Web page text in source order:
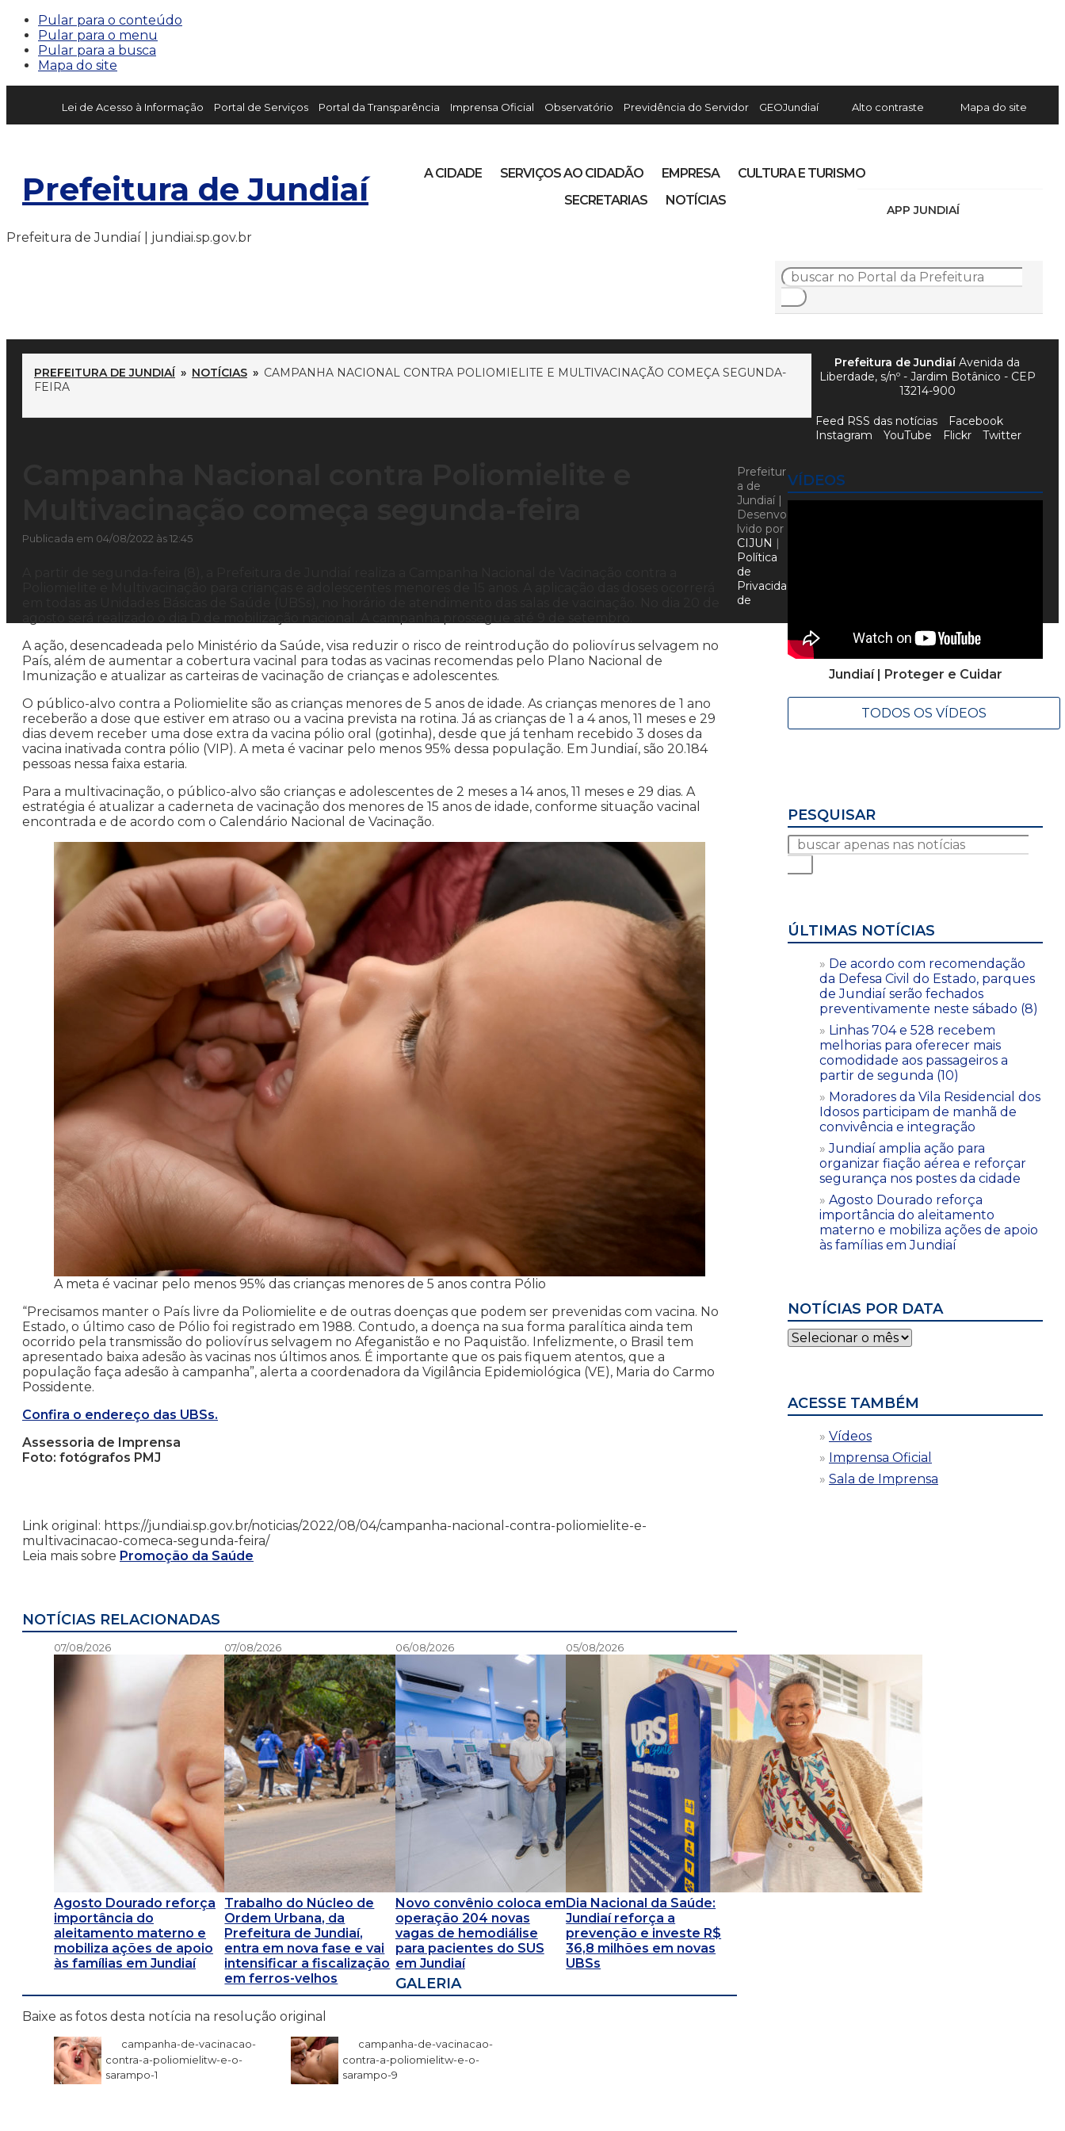
Pular para o conteúdo
Pular para o menu
Pular para a busca
Mapa do site
Lei de Acesso à Informação Portal de Serviços Portal da Transparência Imprensa Oficial Observatório Previdência do Servidor GEOJundiaí Alto contraste Mapa do site
Prefeitura de Jundiaí
APP JUNDIAÍ
A CIDADE SERVIÇOS AO CIDADÃO EMPRESA
CULTURA E TURISMO
SECRETARIAS
NOTÍCIAS
Prefeitura de Jundiaí | jundiai.sp.gov.br
PREFEITURA DE JUNDIAÍ » NOTÍCIAS » CAMPANHA NACIONAL CONTRA POLIOMIELITE E MULTIVACINAÇÃO COMEÇA SEGUNDA-
FEIRA
Publicada em 04/08/2022 às 12:45
A ação, desencadeada pelo Ministério da Saúde, visa reduzir o risco de reintrodução do poliovírus selvagem no
País, além de aumentar a cobertura vacinal para todas as vacinas recomendas pelo Plano Nacional de
Imunização e atualizar as carteiras de vacinação de crianças e adolescentes.
O público-alvo contra a Poliomielite são as crianças menores de 5 anos de idade. As crianças menores de 1 ano
receberão a dose que estiver em atraso ou a vacina prevista na rotina. Já as crianças de 1 a 4 anos, 11 meses e 29
dias devem receber uma dose extra da vacina pólio oral (gotinha), desde que já tenham recebido 3 doses da
vacina inativada contra pólio (VIP). A meta é vacinar pelo menos 95% dessa população. Em Jundiaí, são 20.184
pessoas nessa faixa estaria.
Para a multivacinação, o público-alvo são crianças e adolescentes de 2 meses a 14 anos, 11 meses e 29 dias. A
estratégia é atualizar a caderneta de vacinação dos menores de 15 anos de idade, conforme situação vacinal
encontrada e de acordo com o Calendário Nacional de Vacinação.
A meta é vacinar pelo menos 95% das crianças menores de 5 anos contra Pólio
“Precisamos manter o País livre da Poliomielite e de outras doenças que podem ser prevenidas com vacina. No
Estado, o último caso de Pólio foi registrado em 1988. Contudo, a doença na sua forma paralítica ainda tem
ocorrido pela transmissão do poliovírus selvagem no Afeganistão e no Paquistão. Infelizmente, o Brasil tem
apresentado baixa adesão às vacinas nos últimos anos. É importante que os pais fiquem atentos, que a
população faça adesão à campanha”, alerta a coordenadora da Vigilância Epidemiológica (VE), Maria do Carmo
Possidente.
Confira o endereço das UBSs.
Assessoria de Imprensa
Foto: fotógrafos PMJ
Link original: https://jundiai.sp.gov.br/noticias/2022/08/04/campanha-nacional-contra-poliomielite-e-
multivacinacao-comeca-segunda-feira/
Leia mais sobre Promoção da Saúde
NOTÍCIAS RELACIONADAS
07/08/2026
Agosto Dourado reforça
importância do
aleitamento materno e
mobiliza ações de apoio
às famílias em Jundiaí
07/08/2026
Trabalho do Núcleo de
Ordem Urbana, da
Prefeitura de Jundiaí,
entra em nova fase e vai
intensificar a fiscalização
em ferros-velhos
06/08/2026
Novo convênio coloca em
operação 204 novas
vagas de hemodiálise
para pacientes do SUS
em Jundiaí
05/08/2026
Dia Nacional da Saúde:
Jundiaí reforça a
prevenção e investe R$
36,8 milhões em novas
UBSs
GALERIA
Baixe as fotos desta notícia na resolução original
campanha-de-vacinacao-
contra-a-poliomielitw-e-o-
sarampo-1
campanha-de-vacinacao-
contra-a-poliomielitw-e-o-
sarampo-9
VÍDEOS
Jundiaí | Proteger e Cuidar
TODOS OS VÍDEOS
PESQUISAR
ÚLTIMAS NOTÍCIAS
De acordo com recomendação
da Defesa Civil do Estado, parques
de Jundiaí serão fechados
preventivamente neste sábado (8)
Linhas 704 e 528 recebem
melhorias para oferecer mais
comodidade aos passageiros a
partir de segunda (10)
Moradores da Vila Residencial dos
Idosos participam de manhã de
convivência e integração
Jundiaí amplia ação para
organizar fiação aérea e reforçar
segurança nos postes da cidade
Agosto Dourado reforça
importância do aleitamento
materno e mobiliza ações de apoio
às famílias em Jundiaí
NOTÍCIAS POR DATA
Notícias
por
ACESSE TAMBÉM
Vídeos
Imprensa Oficial
Sala de Imprensa
Prefeitura de JundiaíAvenida da
Liberdade, s/nº - Jardim Botânico - CEP
13214-900
Feed RSS das notícias
Facebook
Instagram
YouTube Flickr Twitter
Prefeitur
a de
Jundiaí |
Desenvo
lvido por
CIJUN |
Política
de
Privacida
de